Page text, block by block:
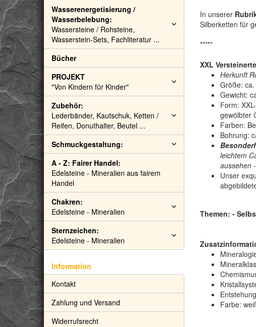
In unserer
Silberketten für
*****
XXL
Herkunft
Größe:
Gewicht:
Form:
gewölbter
Farben:
Bohrung:
leichtem
aussehen
Unser
Themen: -
Farbe:
Wasserenergetisierung /
Wasserbelebung:
Wassersteine / Rohsteine,
Wasserstein-Sets, Fachliteratur ...
Bücher
PROJEKT
"Von Kindern für Kinder"
Zubehör:
Lederbänder, Kautschuk, Ketten /
Reifen, Donuthalter, Beutel ...
Schmuckgestaltung:
A - Z: Fairer Handel:
Edelsteine - Mineralien aus fairem
Handel
Chakren:
Edelsteine - Mineralien
Sternzeichen:
Edelsteine - Mineralien
Information
Kontakt
Zahlung und Versand
Widerrufsrecht